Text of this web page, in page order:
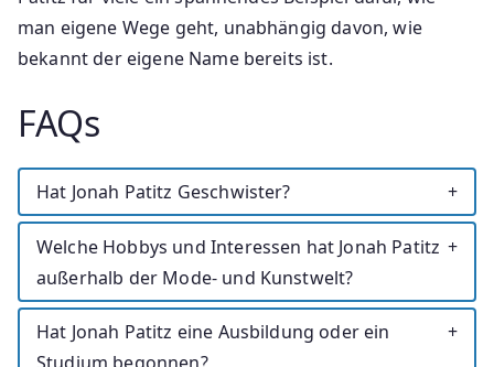
man eigene Wege geht, unabhängig davon, wie
bekannt der eigene Name bereits ist.
FAQs
Hat Jonah Patitz Geschwister?
Welche Hobbys und Interessen hat Jonah Patitz
außerhalb der Mode- und Kunstwelt?
Hat Jonah Patitz eine Ausbildung oder ein